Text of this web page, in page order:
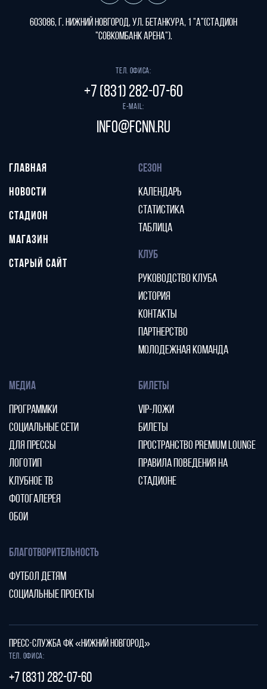
603086, г. Нижний Новгород, ул. Бетанкура, 1 "А"(стадион
"СОВКОМБАНК АРЕНА").
Тел. офиса:
+7 (831) 282-07-60
E-mail:
info@fcnn.ru
ГЛАВНАЯ
НОВОСТИ
СТАДИОН
МАГАЗИН
СТАРЫЙ САЙТ
СЕЗОН
КАЛЕНДАРЬ
СТАТИСТИКА
ТАБЛИЦА
КЛУБ
РУКОВОДСТВО КЛУБА
ИСТОРИЯ
КОНТАКТЫ
ПАРТНЕРСТВО
МОЛОДЕЖНАЯ КОМАНДА
МЕДИА
ПРОГРАММКИ
СОЦИАЛЬНЫЕ СЕТИ
ДЛЯ ПРЕССЫ
ЛОГОТИП
КЛУБНОЕ ТВ
ФОТОГАЛЕРЕЯ
ОБОИ
БИЛЕТЫ
VIP-ЛОЖИ
БИЛЕТЫ
ПРОСТРАНСТВО PREMIUM LOUNGE
ПРАВИЛА ПОВЕДЕНИЯ НА
СТАДИОНЕ
БЛАГОТВОРИТЕЛЬНОСТЬ
ФУТБОЛ ДЕТЯМ
СОЦИАЛЬНЫЕ ПРОЕКТЫ
ПРЕСС-СЛУЖБА ФК «НИЖНИЙ НОВГОРОД»
Тел. офиса:
+7 (831) 282-07-60